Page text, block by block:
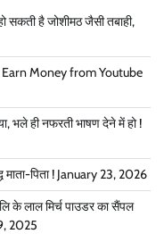
सकती है जोशीमठ जैसी तबाही,
Money from Youtube
भले ही नफरती भाषण देने में हो !
पिता ! January 23, 2026
के लाल मिर्च पाउडर का सैंपल
2025